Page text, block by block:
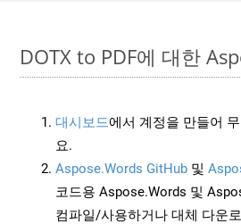
DOTX to PDF에 대한
대시보드에서 계정을 만들어
요.
Aspose.Words GitHub 및
코드용 Aspose.Words 및
컴파일/사용하거나 대체 다운